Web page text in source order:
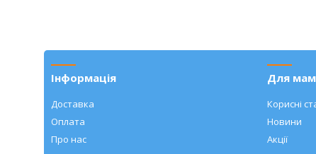
Інформація
Доставка
Оплата
Про нас
Для мам
Корисні
Новини
Акції